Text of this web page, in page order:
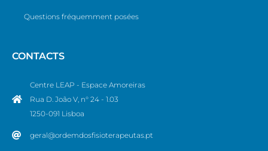
Questions fréquemment posées
CONTACTS
Centre LEAP - Espace Amoreiras
Rua D. João V, n° 24 - 1.03
1250-091 Lisboa
geral@ordemdosfisioterapeutas.pt